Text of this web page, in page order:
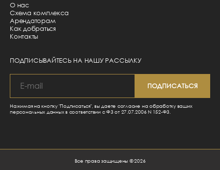
О нас
Схема комплекса
Арендаторам
Как добраться
Контакты
ПОДПИСЫВАЙТЕСЬ НА НАШУ РАССЫЛКУ
Нажимая на кнопку "Подписаться", вы даете согласие на обработку ваших
персональных данных в соответствии с ФЗ от 27.07.2006 N 152-ФЗ.
Все права защищены © 2026